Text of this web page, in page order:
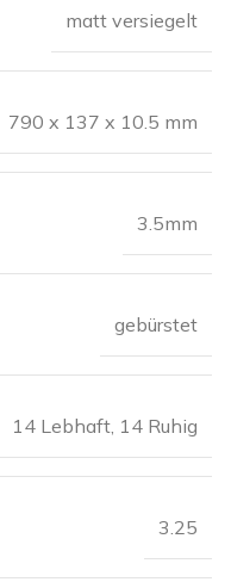
matt versiegelt
790 x 137 x 10.5 mm
3.5mm
gebürstet
14 Lebhaft 14 Ruhig
3.25